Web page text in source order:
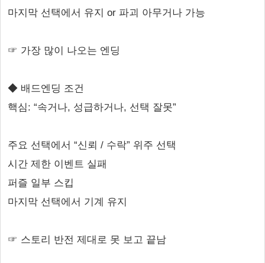
마지막 선택에서 유지 or 파괴 아무거나 가능
☞ 가장 많이 나오는 엔딩
◆ 배드엔딩 조건
핵심: “속거나, 성급하거나, 선택 잘못”
주요 선택에서 “신뢰 / 수락” 위주 선택
시간 제한 이벤트 실패
퍼즐 일부 스킵
마지막 선택에서 기계 유지
☞ 스토리 반전 제대로 못 보고 끝남